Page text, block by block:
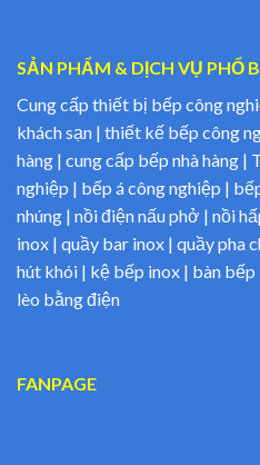
SẢN PHẨM & DỊCH VỤ PHỔ
Cung cấp thiết bị bếp công
khách sạn | thiết kế bếp công
hàng | cung cấp bếp nhà hàng |
nghiệp | bếp á công nghiệp |
nhúng | nồi điện nấu phở | nồi
inox | quầy bar inox | quầy pha
hút khói | kệ bếp inox | bàn
lèo bằng điện
FANPAGE